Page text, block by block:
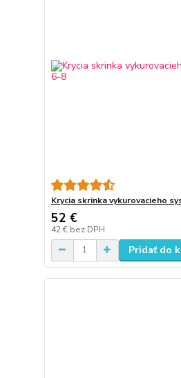
Krycia skrinka vykurovacieho
52 €
42 € bez DPH
Pridať do